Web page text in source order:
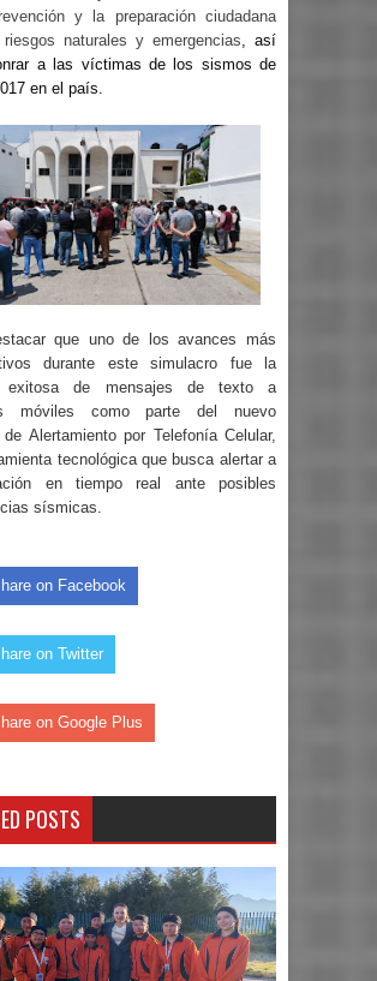
y la preparación ciudadana
naturales y emergencias, así
a las víctimas de los sismos de
en el país.
que uno de los avances más
durante este simulacro fue la
exitosa de mensajes de texto a
móviles como parte del nuevo
Alertamiento por Telefonía Celular,
tecnológica que busca alertar a
en tiempo real ante posibles
sísmicas.
on Facebook
on Twitter
on Google Plus
POSTS